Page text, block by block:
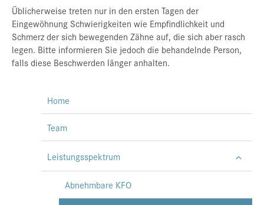
Üblicherweise treten nur in den ersten Tagen der
Eingewöhnung Schwierigkeiten wie Empfindlichkeit und
Schmerz der sich bewegenden Zähne auf, die sich aber rasch
legen. Bitte informieren Sie jedoch die behandelnde Person,
falls diese Beschwerden länger anhalten.
Home
Team
Leistungsspektrum
Abnehmbare KFO